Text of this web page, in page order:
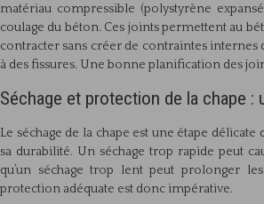
matériau compressible (polystyrène
coulage du béton. Ces joints permettent au
contracter sans créer de contraintes
à des fissures. Une bonne planification des
Séchage et protection de la chape :
Le séchage de la chape est une étape
sa durabilité. Un séchage trop rapide peut
qu’un séchage trop lent peut prolonger
protection adéquate est donc impérative.